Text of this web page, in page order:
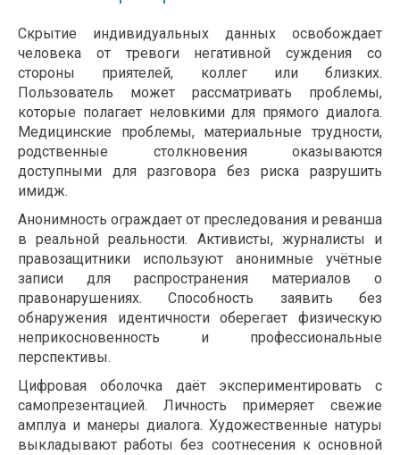
Скрытие индивидуальных данных освобождает
человека от тревоги негативной суждения со
стороны приятелей, коллег или близких.
Пользователь может рассматривать проблемы,
которые полагает неловкими для прямого диалога.
Медицинские проблемы, материальные трудности,
родственные столкновения оказываются
доступными для разговора без риска разрушить
имидж.
Анонимность ограждает от преследования и реванша
в реальной реальности. Активисты, журналисты и
правозащитники используют анонимные учётные
записи для распространения материалов о
правонарушениях. Способность заявить без
обнаружения идентичности оберегает физическую
неприкосновенность и профессиональные
перспективы.
Цифровая оболочка даёт экспериментировать с
самопрезентацией. Личность примеряет свежие
амплуа и манеры диалога. Художественные натуры
выкладывают работы без соотнесения к основной